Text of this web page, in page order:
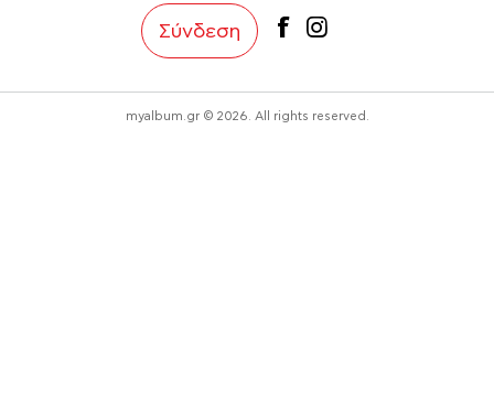
Σύνδεση facebook
myalbum.gr © 2026. All rights reserved.